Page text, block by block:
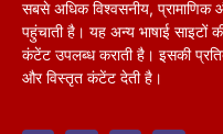
सबसे अधिक विश्वसनीय, प्रामाणिक
पहुंचाती है। यह अन्य भाषाई साइटों
कंटेंट उपलब्ध कराती है। इसकी
और विस्तृत कंटेंट देती है।